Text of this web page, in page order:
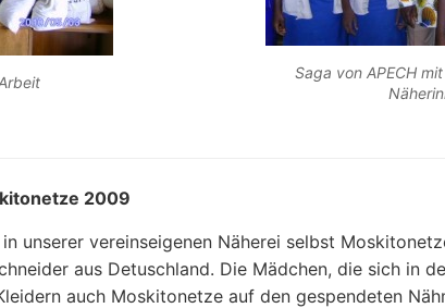
Saga von APECH
2009
unserer vereinseigenen Näherei selbst
aus Detuschland. Die Mädchen, die sich in
auch Moskitonetze auf den gespendeten